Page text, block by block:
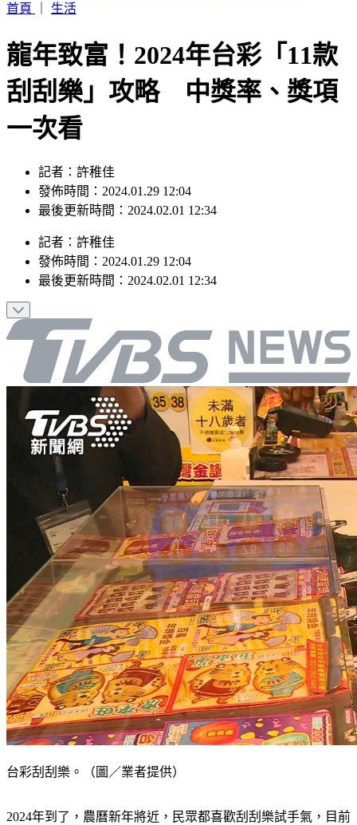
首頁
生活
龍年致富！2024年台彩「11款
刮刮樂」攻略 中獎率、獎項
一次看
記者：許稚佳
發佈時間：2024.01.29 12:04
最後更新時間：2024.02.01 12:34
記者 ： 許稚佳
發佈時間： 2024.01.29 12:04
最後更新時間： 2024.02.01 12:34
台彩刮刮樂。（圖／業者提供）
2024年到了，農曆新年將近，民眾都喜歡刮刮樂試手氣，目前